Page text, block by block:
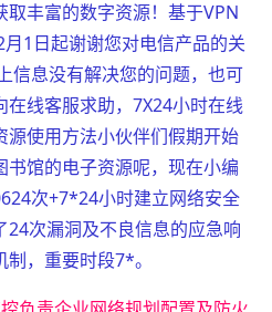
丰富的数字资源！基于VPN
1日起谢谢您对电信产品的关
信息没有解决您的问题，也可
线客服求助，7X24小时在线
源使用方法小伙伴们假期开始
馆的电子资源呢，现在小编
次+7*24小时建立网络安全
次漏洞及不良信息的应急响
，重要时段7*。